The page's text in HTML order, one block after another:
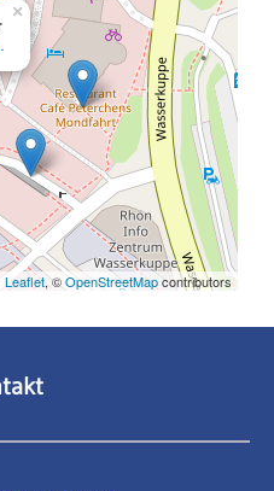
×
Leaflet, ©OpenStreetMapcontributors